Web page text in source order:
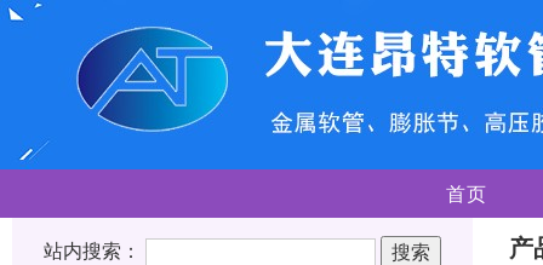
首页
站内搜索： 产